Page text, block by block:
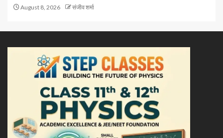
August 8, 2026 संजीव शर्मा